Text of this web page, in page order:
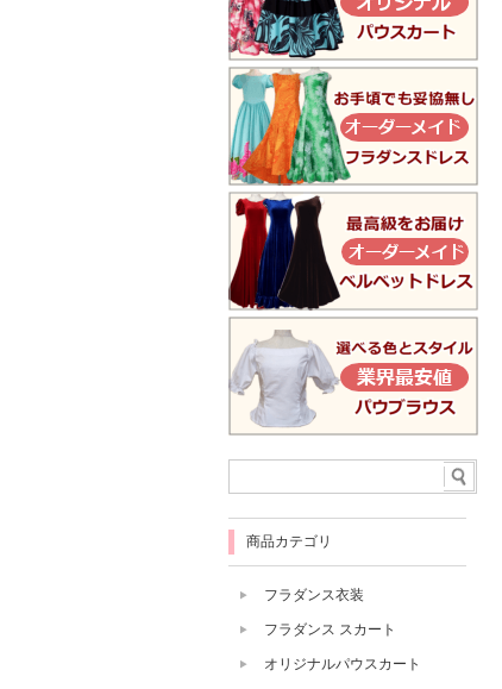
商品カテゴリ
フラダンス衣装
フラダンス スカート
オリジナルパウスカート